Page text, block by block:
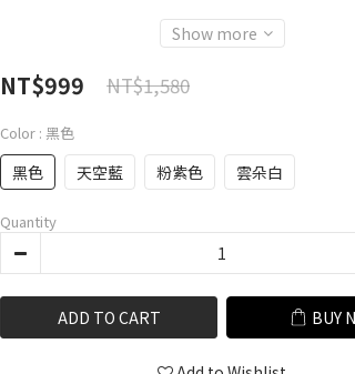
Show more
NT$999 NT$1,580
Color : 黑色
黑色 天空藍 粉紫色 雲朵白
Quantity
ADD TO CART BUY